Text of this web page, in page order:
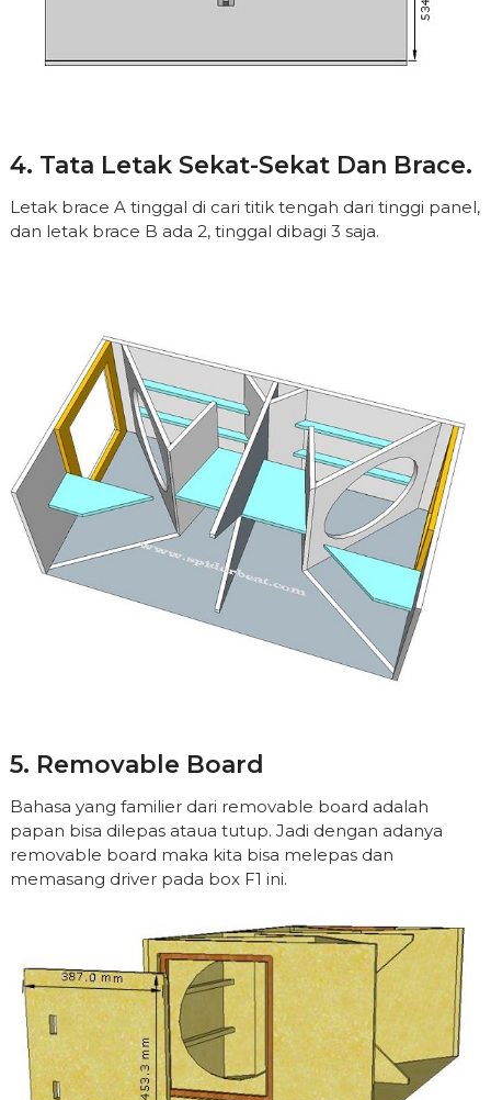
4. Tata Letak Sekat-Sekat Dan Brace.
Letak brace A tinggal di cari titik tengah dari tinggi panel,
dan letak brace B ada 2, tinggal dibagi 3 saja.
5. Removable Board
Bahasa yang familier dari removable board adalah
papan bisa dilepas ataua tutup. Jadi dengan adanya
removable board maka kita bisa melepas dan
memasang driver pada box F1 ini.